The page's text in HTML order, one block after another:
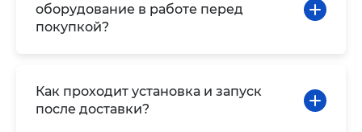
оборудование в работе перед
покупкой?
Как проходит установка и запуск
после доставки?